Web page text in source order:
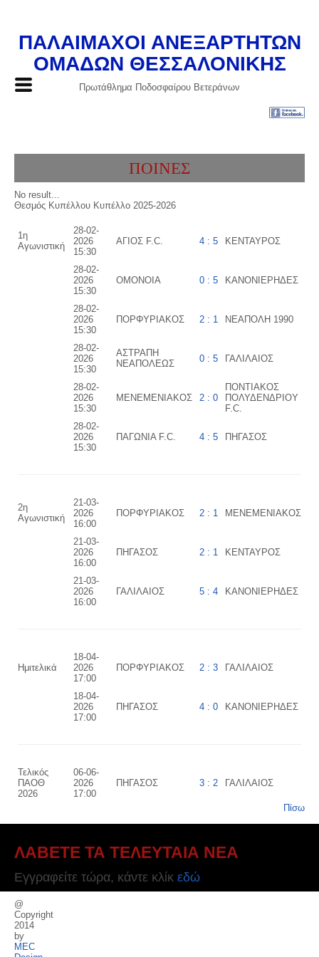
ΠΑΛΑΙΜΑΧΟΙ ΑΝΕΞΑΡΤΗΤΩΝ
ΟΜΑΔΩΝ ΘΕΣΣΑΛΟΝΙΚΗΣ
Πρωτάθλημα Ποδοσφαίρου Βετεράνων
ΠΟΙΝΕΣ
No result...
Θεσμός Κυπέλλου Κυπέλλο 2025-2026
1η
Αγωνιστική
28-02-
2026
15:30
ΑΓΙΟΣ F.C. 4 : 5 ΚΕΝΤΑΥΡΟΣ
28-02-
2026
15:30
ΟΜΟΝΟΙΑ 0 : 5 ΚΑΝΟΝΙΕΡΗΔΕΣ
28-02-
2026
15:30
ΠΟΡΦΥΡΙΑΚΟΣ 2 : 1 ΝΕΑΠΟΛΗ 1990
28-02-
2026
15:30
ΑΣΤΡΑΠΗ
ΝΕΑΠΟΛΕΩΣ
0 : 5 ΓΑΛΙΛΑΙΟΣ
28-02-
2026
15:30
ΜΕΝΕΜΕΝΙΑΚΟΣ 2 : 0
ΠΟΝΤΙΑΚΟΣ
ΠΟΛΥΔΕΝΔΡΙΟΥ
F.C.
28-02-
2026
15:30
ΠΑΓΩΝΙΑ F.C. 4 : 5 ΠΗΓΑΣΟΣ
2η
Αγωνιστική
21-03-
2026
16:00
ΠΟΡΦΥΡΙΑΚΟΣ 2 : 1 ΜΕΝΕΜΕΝΙΑΚΟΣ
21-03-
2026
16:00
ΠΗΓΑΣΟΣ 2 : 1 ΚΕΝΤΑΥΡΟΣ
21-03-
2026
16:00
ΓΑΛΙΛΑΙΟΣ 5 : 4 ΚΑΝΟΝΙΕΡΗΔΕΣ
Ημιτελικά
18-04-
2026
17:00
ΠΟΡΦΥΡΙΑΚΟΣ 2 : 3 ΓΑΛΙΛΑΙΟΣ
18-04-
2026
17:00
ΠΗΓΑΣΟΣ 4 : 0 ΚΑΝΟΝΙΕΡΗΔΕΣ
Τελικός
ΠΑΟΘ
2026
06-06-
2026
17:00
ΠΗΓΑΣΟΣ 3 : 2 ΓΑΛΙΛΑΙΟΣ
Πίσω
ΛΑΒΕΤΕ ΤΑ ΤΕΛΕΥΤΑΙΑ ΝΕΑ
Εγγραφείτε τώρα, κάντε κλίκ εδώ
@
Copyright
2014
by
MEC